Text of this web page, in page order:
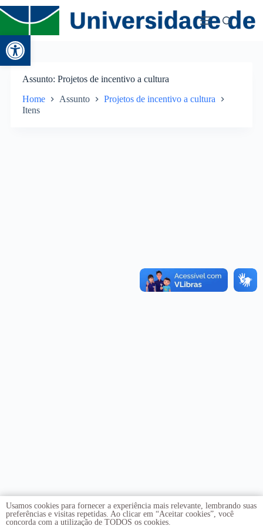
Abrir a barra de ferramentas
Assunto Projetos de incentivo a cultura
Home Assunto
Projetos de incentivo a cultura
Itens
Usamos cookies para fornecer a experiência mais relevante, lembrando suas
preferências e visitas repetidas. Ao clicar em “Aceitar cookies”, você
concorda com a utilização de TODOS os cookies.